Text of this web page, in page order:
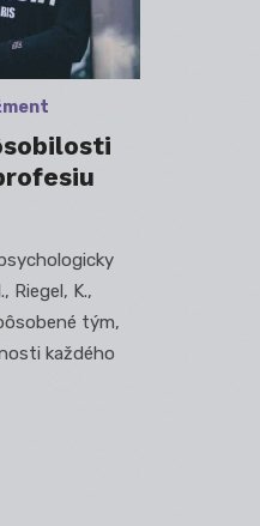
Riegel, K.,
tým,
každého